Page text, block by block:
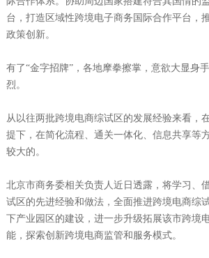
台，打造区域性跨境电子商务国际合作平台，
政策创新。
有了“金字招牌”，各地摩拳擦掌，意欲大显身
烈。
从以往两批跨境电商综试区的发展经验来看，
提下，在简化流程、通关一体化、信息共享等
较大的。
北京市商务委相关负责人近日透露，将学习、
试区的先进经验和做法，全面推进跨境电商综
下产业园区的建设，进一步升级拓展该市跨境
能，探索创新跨境电商监管和服务模式。